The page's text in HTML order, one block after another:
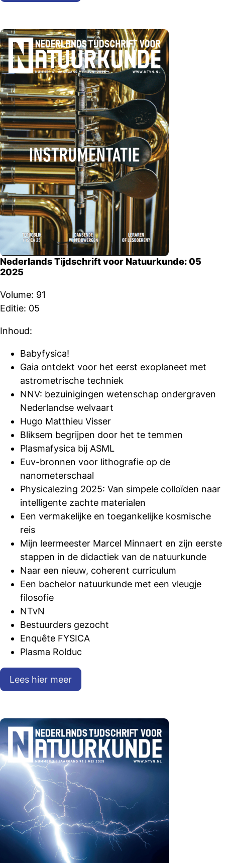
Nederlands Tijdschrift voor Natuurkunde: 05
2025
Volume: 91
Editie: 05
Inhoud:
Babyfysica!
Gaia ontdekt voor het eerst exoplaneet met
astrometrische techniek
NNV: bezuinigingen wetenschap ondergraven
Nederlandse welvaart
Hugo Matthieu Visser
Bliksem begrijpen door het te temmen
Plasmafysica bij ASML
Euv-bronnen voor lithografie op de
nanometerschaal
Physicalezing 2025: Van simpele colloïden naar
intelligente zachte materialen
Een vermakelijke en toegankelijke kosmische
reis
Mijn leermeester Marcel Minnaert en zijn eerste
stappen in de didactiek van de natuurkunde
Naar een nieuw, coherent curriculum
Een bachelor natuurkunde met een vleugje
filosofie
NTvN
Bestuurders gezocht
Enquête FYSICA
Plasma Rolduc
Lees hier meer